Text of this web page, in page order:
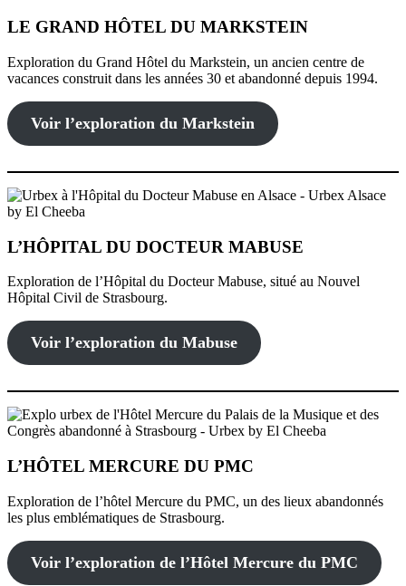
LE GRAND HÔTEL DU MARKSTEIN
Exploration du Grand Hôtel du Markstein, un ancien centre de
vacances construit dans les années 30 et abandonné depuis 1994.
Voir l’exploration du Markstein
L’HÔPITAL DU DOCTEUR MABUSE
Exploration de l’Hôpital du Docteur Mabuse, situé au Nouvel
Hôpital Civil de Strasbourg.
Voir l’exploration du Mabuse
L’HÔTEL MERCURE DU PMC
Exploration de l’hôtel Mercure du PMC, un des lieux abandonnés
les plus emblématiques de Strasbourg.
Voir l’exploration de l’Hôtel Mercure du PMC